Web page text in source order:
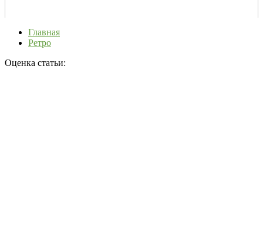
Главная
Ретро
Оценка статьи: